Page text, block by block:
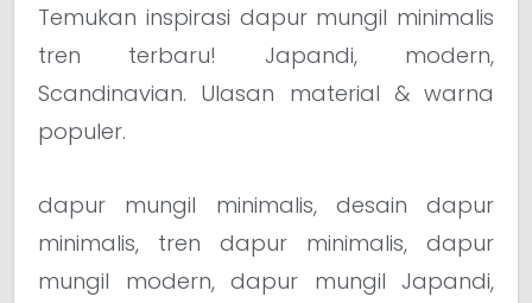
Temukan inspirasi dapur mungil minimalis
tren terbaru! Japandi, modern,
Scandinavian. Ulasan material & warna
populer.
dapur mungil minimalis, desain dapur
minimalis, tren dapur minimalis, dapur
mungil modern, dapur mungil Japandi,